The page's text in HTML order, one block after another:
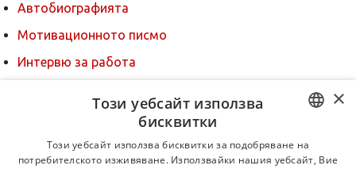
Автобиографията
Мотивационното писмо
Интервю за работа
За новодошли
BULGARIAN
×
Този уебсайт използва
бисквитки
Този уебсайт използва бисквитки за подобряване на
потребителското изживяване. Използвайки нашия уебсайт, Вие